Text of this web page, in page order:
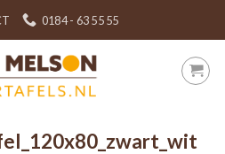
0184 - 63 55 55